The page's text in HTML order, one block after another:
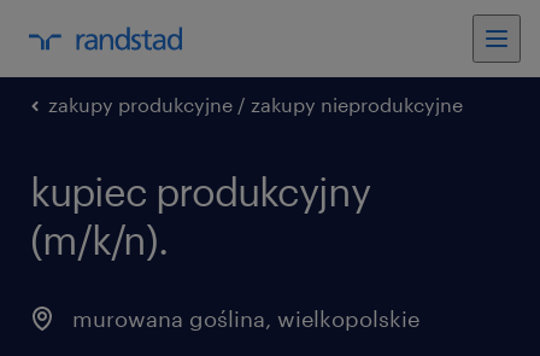
zakupy produkcyjne / zakupy nieprodukcyjne
kupiec produkcyjny
(m/k/n).
murowana goślina, wielkopolskie